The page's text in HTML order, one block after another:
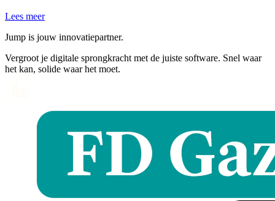
Lees meer
Jump is jouw innovatiepartner.
Vergroot je digitale sprongkracht met de juiste software. Snel waar
het kan, solide waar het moet.